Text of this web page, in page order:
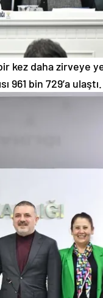
kez daha zirveye
961 bin 729’a ulaştı.